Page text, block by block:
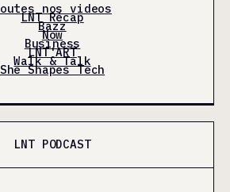
nos videos
LNT Récap
Bazz
Now
Business
LNT'ART
Walk & Talk
She Shapes Tech
LNT PODCAST